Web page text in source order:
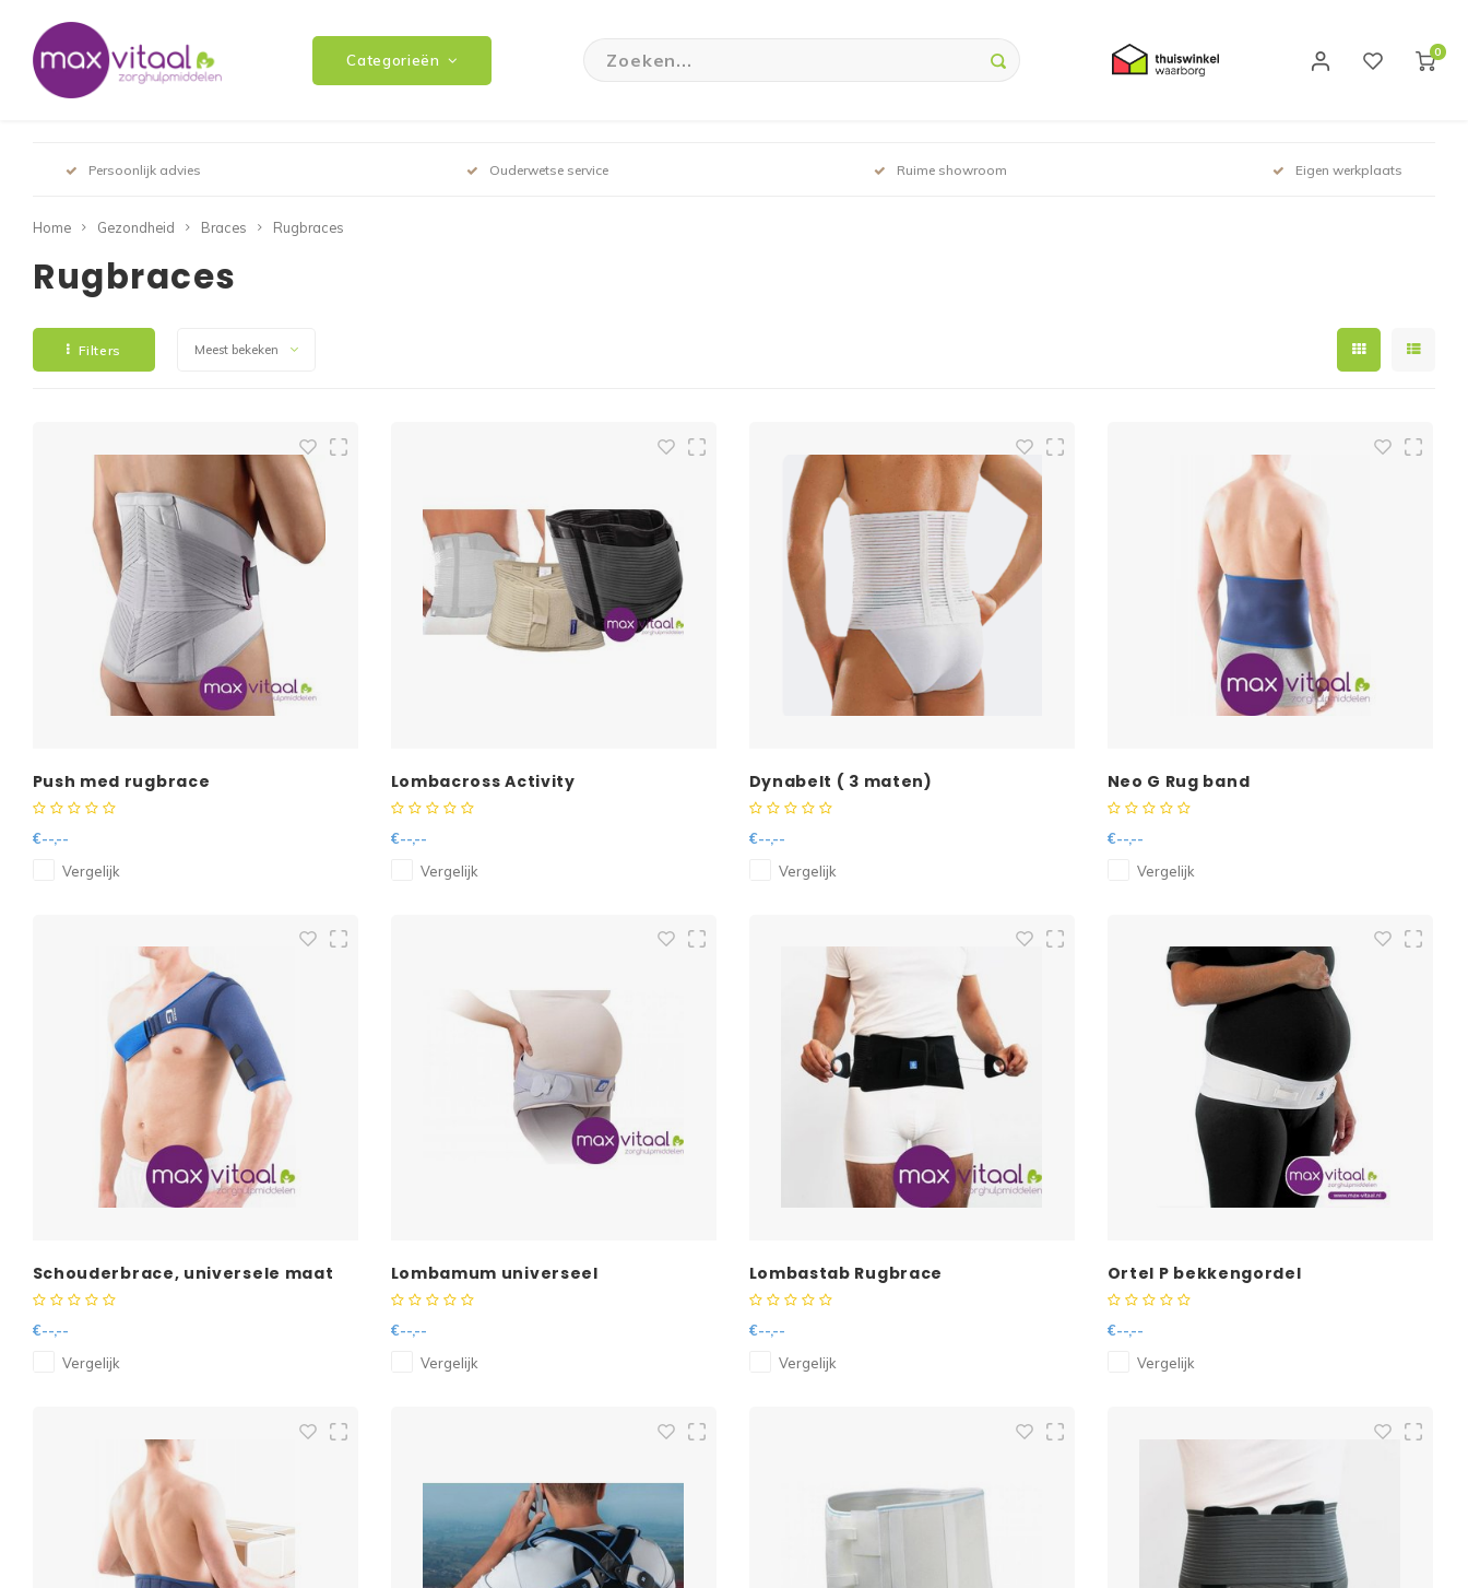
Categorieën 0
Persoonlijk advies Ouderwetse service Ruime showroom Eigen werkplaats
Home Gezondheid Braces Rugbraces
Rugbraces
Filters Meest bekeken
Push med rugbrace
€--,--
Vergelijk
Lombacross Activity
€--,--
Vergelijk
Dynabelt ( 3 maten)
€--,--
Vergelijk
Neo G Rug band
€--,--
Vergelijk
Schouderbrace, universele maat
€--,--
Vergelijk
Lombamum universeel
€--,--
Vergelijk
Lombastab Rugbrace
€--,--
Vergelijk
Ortel P bekkengordel
€--,--
Vergelijk